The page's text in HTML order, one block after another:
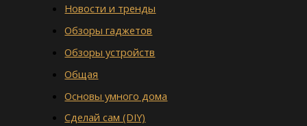
Новости и тренды
Обзоры гаджетов
Обзоры устройств
Общая
Основы умного дома
Сделай сам (DIY)